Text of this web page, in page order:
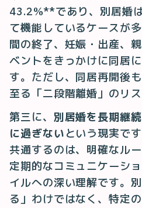
43.2%**であり、別居婚
て機能しているケースが
間の終了、妊娠・出産、
ベントをきっかけに同居
す。ただし、同居再開後
至る「二段階離婚」のリ
第三に、 別居婚を長期継
に過ぎない という現実で
共通するのは、明確なル
定期的なコミュニケーシ
イルへの深い理解です。
る」わけではなく、特定